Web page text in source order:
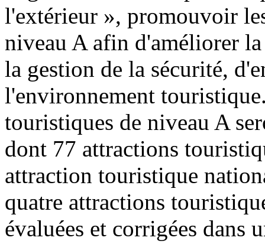
l'extérieur », promouvoir
niveau A afin d'améliorer
la gestion de la sécurité,
l'environnement
touristiques de niveau A
dont 77 attractions
attraction touristique
quatre attractions
évaluées et corrigées dans